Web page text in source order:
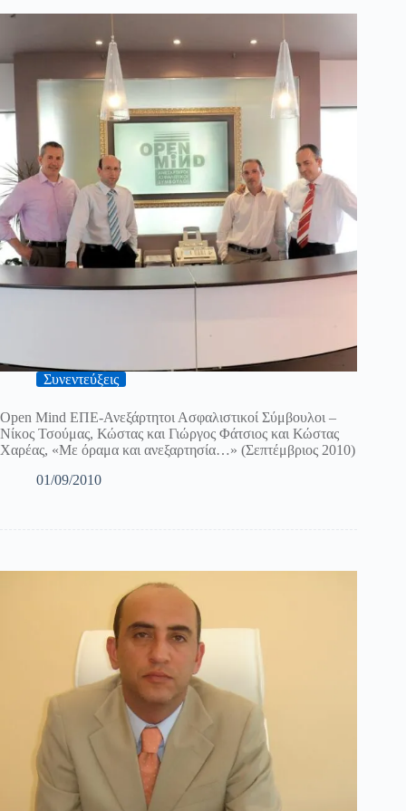
Συνεντεύξεις
Open Mind ΕΠΕ-Ανεξάρτητοι Ασφαλιστικοί Σύμβουλοι –
Νίκος Τσούμας, Κώστας και Γιώργος Φάτσιος και Κώστας
Χαρέας, «Mε όραμα και ανεξαρτησία…» (Σεπτέμβριος 2010)
01/09/2010